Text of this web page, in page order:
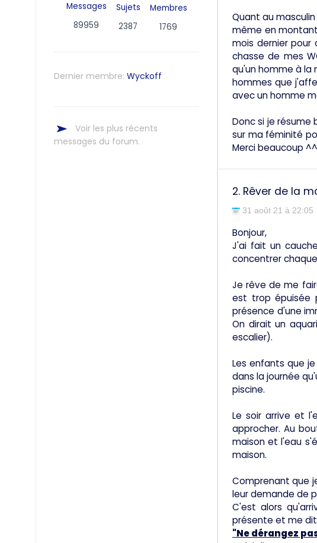
Messages
89959
Sujets
2387
Membres
1769
Dernier membre: Wyckoff
Voir les plus récents
messages du forum.
Quant au
même en
mois dernier
chasse de mes
qu'un homme à la
hommes que
avec un homme
Donc si je résume
sur ma féminité
Merci beaucoup ^^
2. Rêver de la
31 août 21 à 22:05
Bonjour,
J'ai fait un
concentrer
Je rêve de me
est trop épuisée
présence d'une
On dirait un
escalier).
Les enfants que
dans la journée
piscine.
Le soir arrive et
approcher. Au
maison et l'eau
maison.
Comprenant que
leur demande de
C'est alors
présente et me
"Ne dérangez